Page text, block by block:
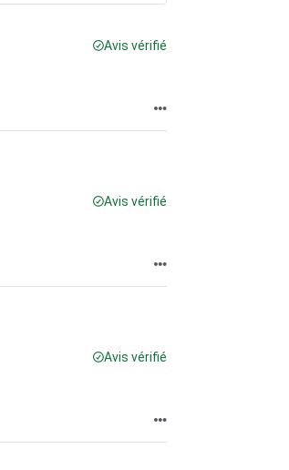
Avis vérifié
Avis vérifié
Avis vérifié